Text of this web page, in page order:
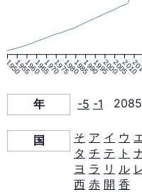
ッ
ド
2085
年
1950195519601965197019751980198519901995200020052010
年 -5 -1 2085
国 そ ア イ ウ
タ チ テ ト
ヨ ラ リ ル
西 赤 開 香